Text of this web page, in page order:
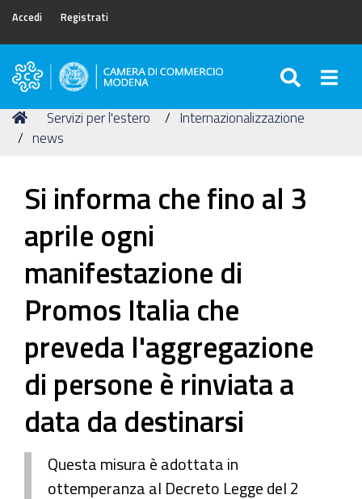
Accedi Registrati
Camera
Commercio
di
Tu
sei
Home
Servizi per l'estero
Internazionalizzazione
news
Si informa che fino al 3
aprile ogni
manifestazione di
Promos Italia che
preveda l'aggregazione
di persone è rinviata a
data da destinarsi
Questa misura è adottata in
ottemperanza al Decreto Legge del 2